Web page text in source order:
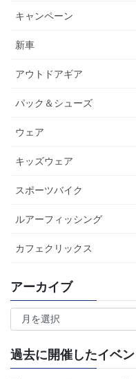
キャンペーン
新車
アウトドアギア
パック＆シューズ
ウェア
キッズウェア
スポーツバイク
ルアーフィッシング
カフェクリックス
アーカイブ
ア
ー
カ
イ
過去に開催したイベン